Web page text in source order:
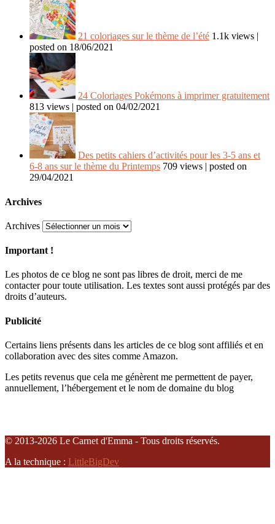
21 coloriages sur le thème de l’été 1.1k views |
posted on 18/06/2021
24 Coloriages Pokémons à imprimer gratuitement
813 views | posted on 04/02/2021
Des petits cahiers d’activités pour les 3-5 ans et
6-8 ans sur le thème du Printemps 709 views | posted on
29/04/2021
Archives
Archives
Important !
Les photos de ce blog ne sont pas libres de droit, merci de me
contacter pour toute utilisation. Les textes sont aussi protégés par des
droits d’auteurs.
Publicité
Certains liens présents dans les articles de ce blog sont affiliés et en
collaboration avec des sites comme Amazon.
Les petits revenus que cela me génèrent me permettent de payer,
annuellement, l’hébergement et le nom de domaine du blog
© 2013-2026 Le Carnet d'Emma - Tous droits réservés.
A la technique : LittleBigDev